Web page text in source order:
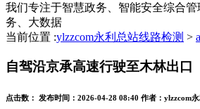
我们专注于智慧政务、智能安全综合
务、大数据
当前位置 :ylzzcom永利总站线路检测 >
自驾沿京承高速行驶至木林出口
点击数： 发布时间： 2026-04-28 08:40 作者： ylzzcom